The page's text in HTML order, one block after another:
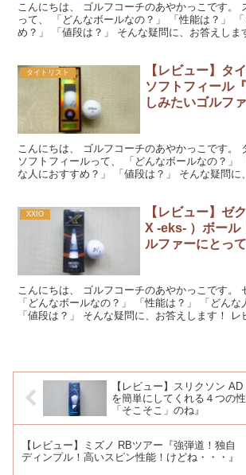
こんにちは、 ゴルフコーチのあやかっこです。
って、 「どんなボールなの？」 「性能は？」
め？」 「値段は？」 そんな疑問に、お答えしま
タイトリスト
【レビュー】タ
ソフトフィール
しみたいゴルフ
こんにちは、 ゴルフコーチのあやかっこです。
ソフトフィールって、 「どんなボールなの？」
な人におすすめ？」 「値段は？」 そんな疑問に
XXIO
【レビュー】ゼ
X -eks- ）ボール
ルファーにとっ
こんにちは、 ゴルフコーチのあやかっこです。
「どんなボールなの？」 「性能は？」 「どんな
「値段は？」 そんな疑問に、お答えします！
【レビュー】スリクソン
を簡単にしてくれる４つの
「そこそこ」のね』
【レビュー】ミズノ RBツアー『強弾道！独自
ディンプル！高いスピン性能！けどね・・・』